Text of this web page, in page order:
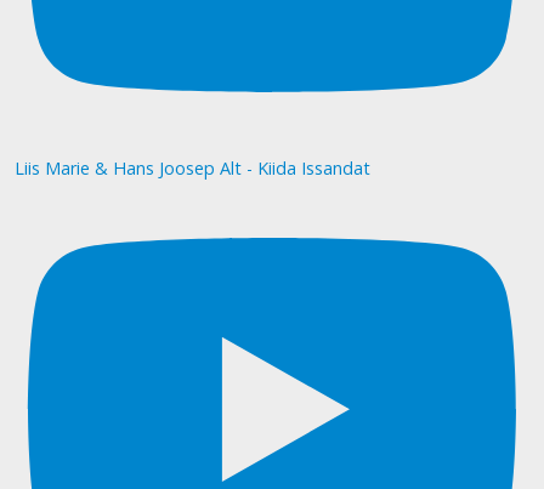
Liis Marie & Hans Joosep Alt - Kiida Issandat